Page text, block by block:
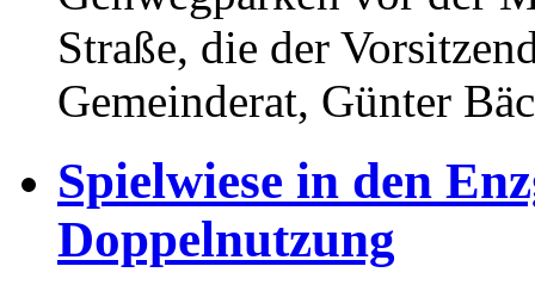
Straße, die der
Gemeinderat, Günter
Spielwiese in den
Doppelnutzung